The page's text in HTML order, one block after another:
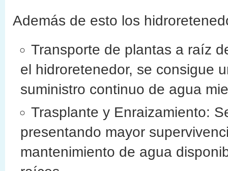
Además de esto los
Transporte de plantas a raíz
el hidroretenedor, se consigue
suministro continuo de agua
Trasplante y Enraizamiento:
presentando mayor
mantenimiento de agua